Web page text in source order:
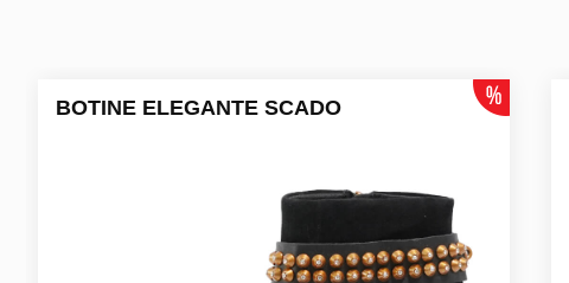
BOTINE ELEGANTE SCADO